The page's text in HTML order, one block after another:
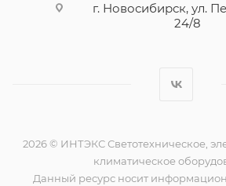
г. Новосибирск, ул.
24/8
2026 © ИНТЭКС Светотехническое,
климатическое
Данный ресурс носит